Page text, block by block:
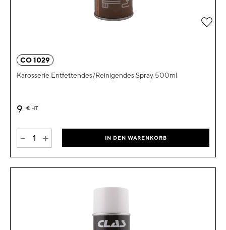
CO 1029
Karosserie Entfettendes/Reinigendes Spray 500ml
9 € HT
- + IN DEN WARENKORB
Zur